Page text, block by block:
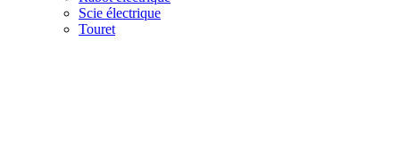
Scie électrique
Touret